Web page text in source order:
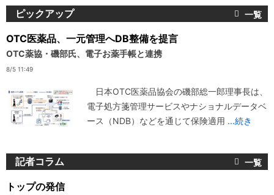
ピックアップ
OTC医薬品、一元管理へDB整備を提言
OTC薬協・磯部氏、電子お薬手帳と連携
8/5 11:49
日本OTC医薬品協会の磯部総一郎理事長は、
電子処方箋管理サービスやナショナルデータベ
ース（NDB）などを通じて保険適用 ...続き
記者コラム
トップの発信